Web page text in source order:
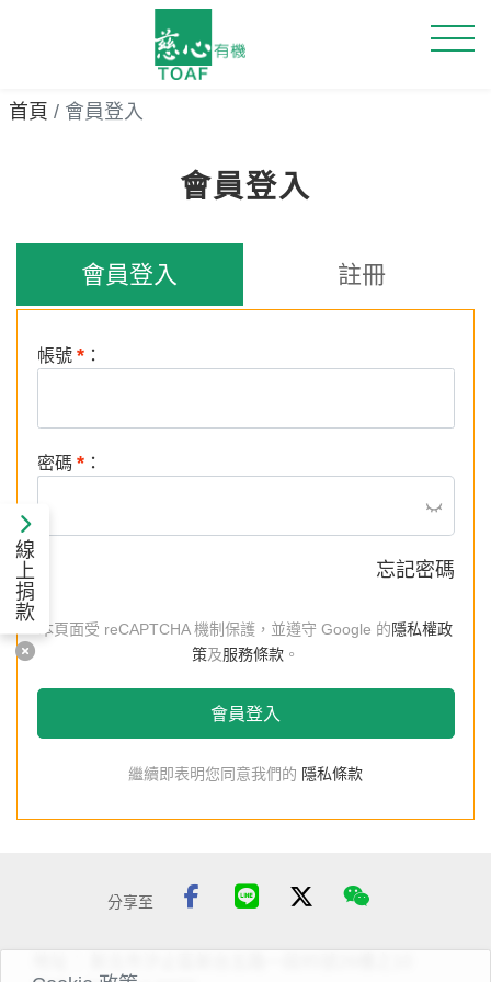
首頁 會員登入
會員登入
會員登入 註冊
帳號 *：
密碼 *：
忘記密碼
本頁面受 reCAPTCHA 機制保護，並遵守 Google 的隱私權政
策及服務條款 。
會員登入
繼續即表明您同意我們的 隱私條款
分享至
線
上
捐
款